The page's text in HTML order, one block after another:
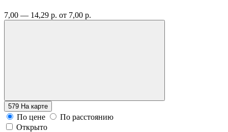
7,00 — 14,29 р. от 7,00 р.
579 На карте
По цене
По расстоянию
Открыто